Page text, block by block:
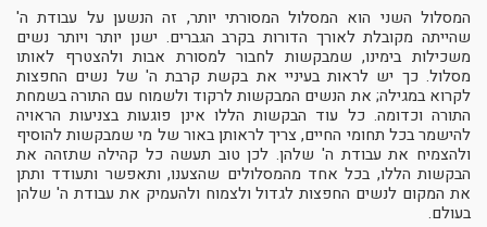
המסלול השני הוא המסלול המסורתי יותר, זה הנשען על עבודת ה'
שהייתה מקובלת לאורך הדורות בקרב הגברים. ישנן יותר ויותר נשים
משכילות בימינו, שמבקשות לחבור למסורת אבות ולהצטרף לאותו
מסלול. כך יש לראות בעיניי את בקשת קרבת ה' של נשים החפצות
לקרוא במגילה; את הנשים המבקשות לרקוד ולשמוח עם התורה בשמחת
התורה וכדומה. כל עוד הבקשות הללו אינן פוגעות בצניעות הראויה
להישמר בכל תחומי החיים, צריך לראותן באור של מי שמבקשות להוסיף
ולהצמיח את עבודת ה' שלהן. לכן טוב תעשה כל קהילה שתזהה את
הבקשות הללו, בכל אחד מהמסלולים שהצענו, ותאפשר ותעודד ותתן
את המקום לנשים החפצות לגדול ולצמוח ולהעמיק את עבודת ה' שלהן
בעולם.